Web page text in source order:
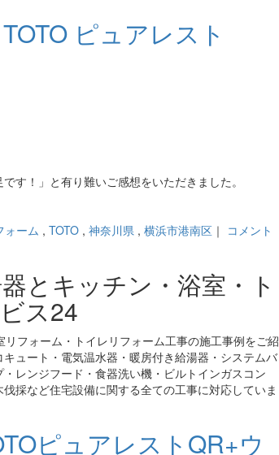
ピュアレスト
す！」と有り難いご感想をいただきました。
ォーム , TOTO , 神奈川県 , 横浜市港南区 ｜ コメント
とキッチン・浴室・ト
ス24
フォーム・トイレリフォーム工事の施工事例をご紹
ュート・電気温水器・暖房付き給湯器・システムバ
レンジフード・食器洗い機・ビルトインガスコン
採など住宅設備に関する全ての工事に対応していま
ピュアレストQR+ウ